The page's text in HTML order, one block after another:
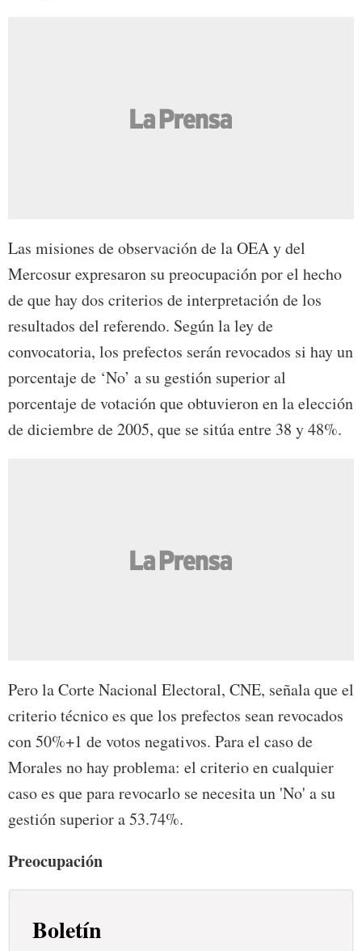
Las misiones de observación de la OEA y del
Mercosur expresaron su preocupación por el hecho
de que hay dos criterios de interpretación de los
resultados del referendo. Según la ley de
convocatoria, los prefectos serán revocados si hay un
porcentaje de ‘No’ a su gestión superior al
porcentaje de votación que obtuvieron en la elección
de diciembre de 2005, que se sitúa entre 38 y 48%.
Pero la Corte Nacional Electoral, CNE, señala que el
criterio técnico es que los prefectos sean revocados
con 50%+1 de votos negativos. Para el caso de
Morales no hay problema: el criterio en cualquier
caso es que para revocarlo se necesita un 'No' a su
gestión superior a 53.74%.
Preocupación
Boletín